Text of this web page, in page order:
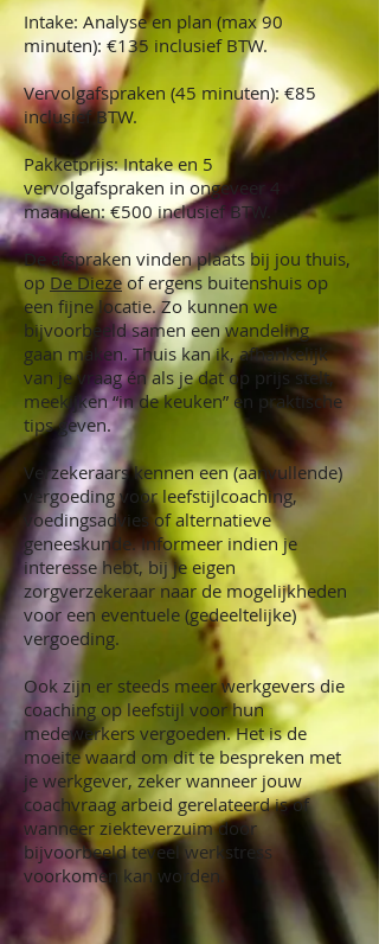
Intake: Analyse en plan (max 90
minuten): €135 inclusief BTW.
Vervolgafspraken (45 minuten): €85
inclusief BTW.
Pakketprijs: Intake en 5
vervolgafspraken in ongeveer 4
maanden: €500 inclusief BTW.
De afspraken vinden plaats bij jou thuis,
op De Diezeof ergens buitenshuis op
een fijne locatie. Zo kunnen we
bijvoorbeeld samen een wandeling
gaan maken. Thuis kan ik, afhankelijk
van je vraag én als je dat op prijs stelt,
meekijken “in de keuken” en praktische
tips geven.
Verzekeraars kennen een (aanvullende)
vergoeding voor leefstijlcoaching,
voedingsadvies of alternatieve
geneeskunde. Informeer indien je
interesse hebt, bij je eigen
zorgverzekeraar naar de mogelijkheden
voor een eventuele (gedeeltelijke)
vergoeding.
Ook zijn er steeds meer werkgevers die
coaching op leefstijl voor hun
medewerkers vergoeden. Het is de
moeite waard om dit te bespreken met
je werkgever, zeker wanneer jouw
coachvraag arbeid gerelateerd is of
wanneer ziekteverzuim door
bijvoorbeeld teveel werkstress
voorkomen kan worden.